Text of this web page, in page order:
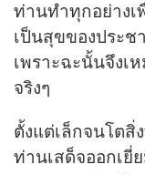
ท่านทำทุกอย่าง
เป็นสุขของประช
เพราะฉะนั้นจึงเ
จริงๆ
ตั้งแต่เล็กจนโตสิ่
ท่านเสด็จออกเยี่